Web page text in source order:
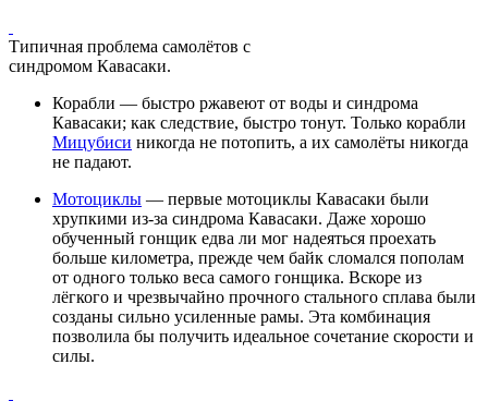
Типичная проблема самолётов с
синдромом Кавасаки.
Корабли — быстро ржавеют от воды и синдрома
Кавасаки; как следствие, быстро тонут. Только корабли
Мицубиси никогда не потопить, а их самолёты никогда
не падают.
Мотоциклы — первые мотоциклы Кавасаки были
хрупкими из-за синдрома Кавасаки. Даже хорошо
обученный гонщик едва ли мог надеяться проехать
больше километра, прежде чем байк сломался пополам
от одного только веса самого гонщика. Вскоре из
лёгкого и чрезвычайно прочного стального сплава были
созданы сильно усиленные рамы. Эта комбинация
позволила бы получить идеальное сочетание скорости и
силы.